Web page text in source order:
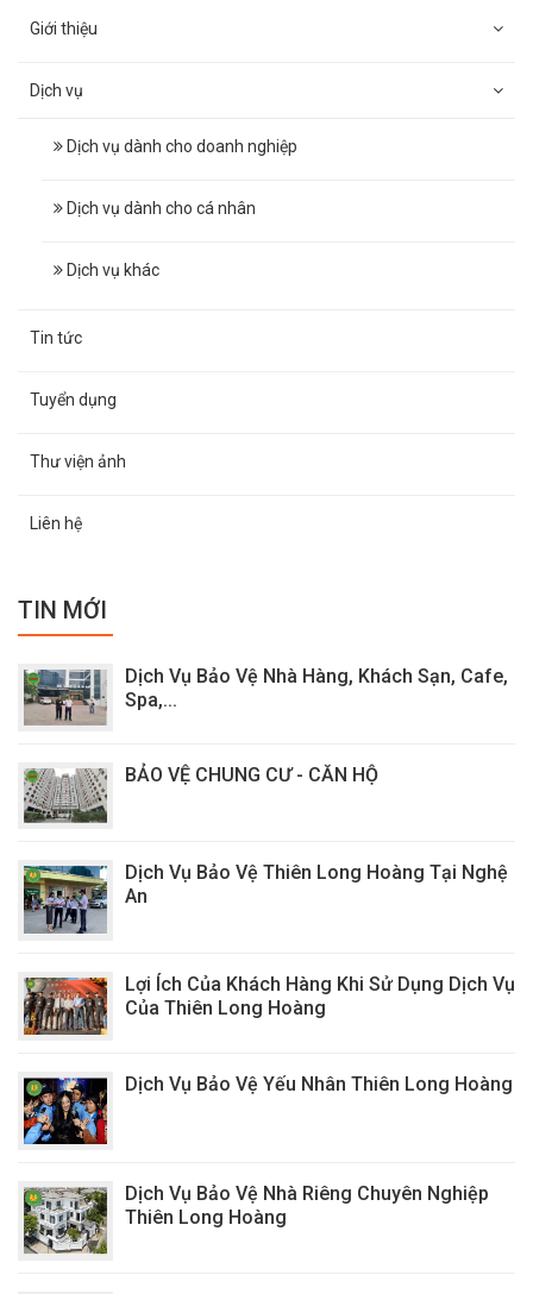
Giới thiệu
Dịch vụ
Dịch vụ dành cho doanh nghiệp
Dịch vụ dành cho cá nhân
Dịch vụ khác
Tin tức
Tuyển dụng
Thư viện ảnh
Liên hệ
TIN MỚI
Dịch Vụ Bảo Vệ Nhà Hàng, Khách Sạn, Cafe,
Spa,...
BẢO VỆ CHUNG CƯ - CĂN HỘ
Dịch Vụ Bảo Vệ Thiên Long Hoàng Tại Nghệ
An
Lợi Ích Của Khách Hàng Khi Sử Dụng Dịch Vụ
Của Thiên Long Hoàng
Dịch Vụ Bảo Vệ Yếu Nhân Thiên Long Hoàng
Dịch Vụ Bảo Vệ Nhà Riêng Chuyên Nghiệp
Thiên Long Hoàng